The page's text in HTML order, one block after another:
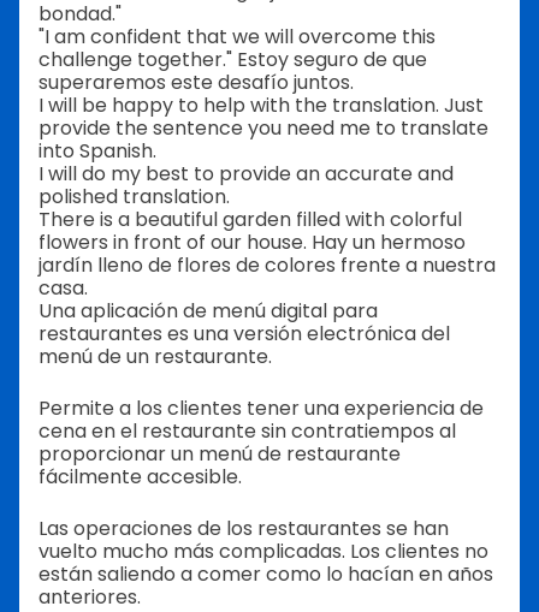
bondad."
"I am confident that we will overcome this
challenge together." Estoy seguro de que
superaremos este desafío juntos.
I will be happy to help with the translation. Just
provide the sentence you need me to translate
into Spanish.
I will do my best to provide an accurate and
polished translation.
There is a beautiful garden filled with colorful
flowers in front of our house. Hay un hermoso
jardín lleno de flores de colores frente a nuestra
casa.
Una aplicación de menú digital para
restaurantes es una versión electrónica del
menú de un restaurante.
Permite a los clientes tener una experiencia de
cena en el restaurante sin contratiempos al
proporcionar un menú de restaurante
fácilmente accesible.
Las operaciones de los restaurantes se han
vuelto mucho más complicadas. Los clientes no
están saliendo a comer como lo hacían en años
anteriores.